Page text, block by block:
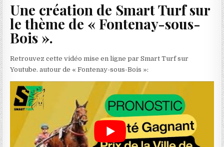
Une création de Smart Turf sur
le thème de « Fontenay-sous-
Bois ».
Retrouvez cette vidéo mise en ligne par Smart Turf sur
Youtube. autour de « Fontenay-sous-Bois »: